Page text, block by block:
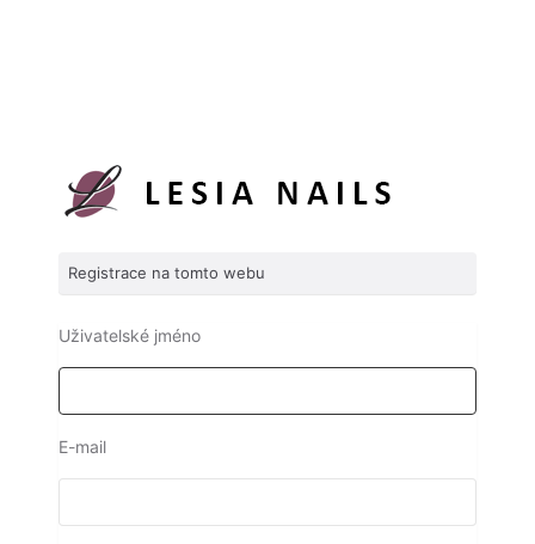
Registrace na tomto webu
Uživatelské jméno
E-mail